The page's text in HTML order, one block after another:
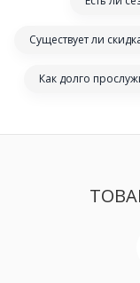
Существует ли
Как долго